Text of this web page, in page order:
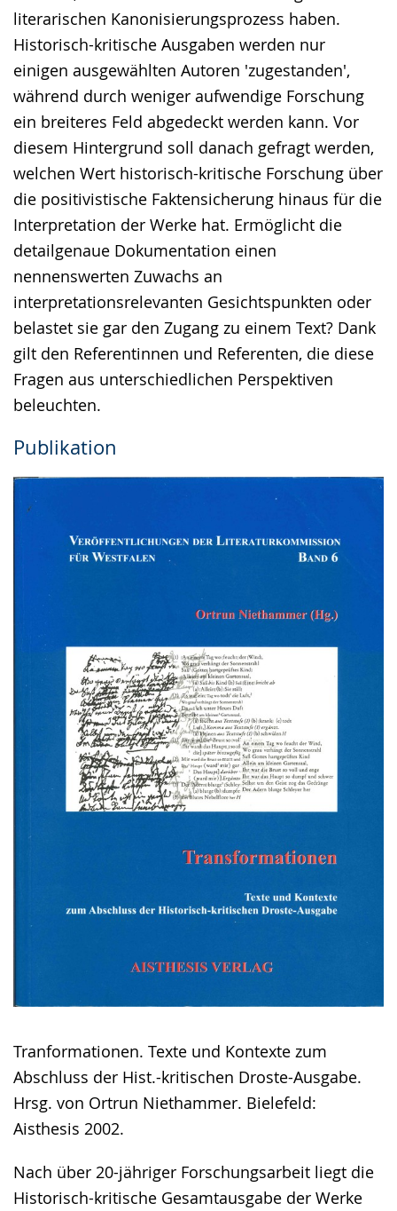
literarischen Kanonisierungsprozess haben.
Historisch-kritische Ausgaben werden nur
einigen ausgewählten Autoren 'zugestanden',
während durch weniger aufwendige Forschung
ein breiteres Feld abgedeckt werden kann. Vor
diesem Hintergrund soll danach gefragt werden,
welchen Wert historisch-kritische Forschung über
die positivistische Faktensicherung hinaus für die
Interpretation der Werke hat. Ermöglicht die
detailgenaue Dokumentation einen
nennenswerten Zuwachs an
interpretationsrelevanten Gesichtspunkten oder
belastet sie gar den Zugang zu einem Text? Dank
gilt den Referentinnen und Referenten, die diese
Fragen aus unterschiedlichen Perspektiven
beleuchten.
Publikation
Tranformationen. Texte und Kontexte zum
Abschluss der Hist.-kritischen Droste-Ausgabe.
Hrsg. von Ortrun Niethammer. Bielefeld:
Aisthesis 2002.
Nach über 20-jähriger Forschungsarbeit liegt die
Historisch-kritische Gesamtausgabe der Werke